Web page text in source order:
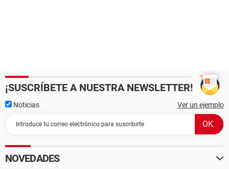
¡SUSCRÍBETE A NUESTRA NEWSLETTER!
Noticias Ver un ejemplo
NOVEDADES